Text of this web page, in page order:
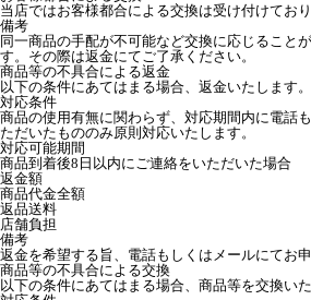
当店ではお客様都合による交換は受け付けており
備考
同一商品の手配が不可能など交換に応じること
す。その際は返金にてご了承ください。
商品等の不具合による返金
以下の条件にあてはまる場合、返金いたします。
対応条件
商品の使用有無に関わらず、対応期間内に電話
ただいたもののみ原則対応いたします。
対応可能期間
商品到着後8日以内にご連絡をいただいた場合
返金額
商品代金全額
返品送料
店舗負担
備考
返金を希望する旨、電話もしくはメールにてお
商品等の不具合による交換
以下の条件にあてはまる場合、商品等を交換いた